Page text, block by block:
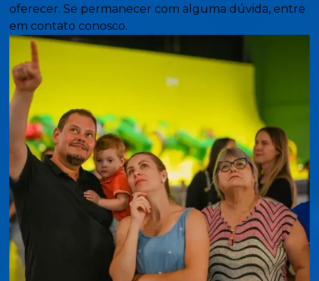
oferecer. Se permanecer com alguma dúvida, entre
em contato conosco.